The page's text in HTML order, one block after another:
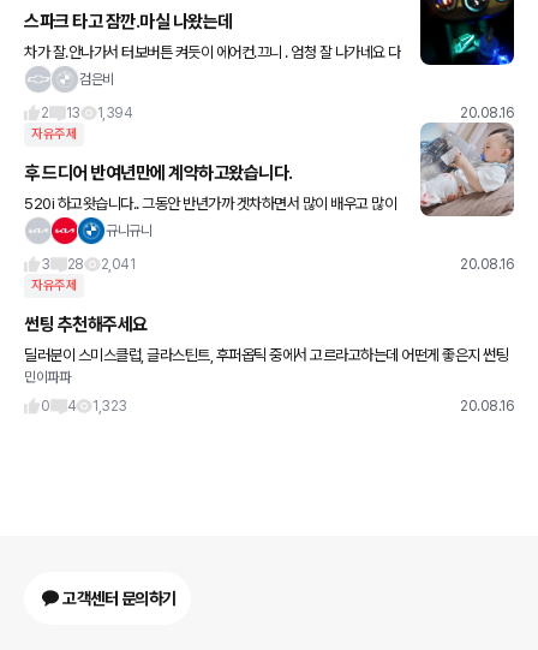
스파크 타고 잠깐.마실 나왔는데
차가 잘.안나가서 터보버튼 켜듯이 에어컨.끄니 . 엄청 잘 나가네요 다
시 제로 30 을 3초대 끊네요 스파크를 m5처럼 몰고다니는건 비밀
검은비
2
13 1,394 20.08.16
자유주제
후 드디어 반여년만에 계약하고왔습니다.
520i 하고왓습니다.. 그동안 반년가까 겟차하면서 많이 배우고 많이
얻었습니다 항상 눈팅하고 고민하고 내무부장관님 결제까지.. 3gt 고
규니규니
3
28 2,041 20.08.16
자유주제
썬팅 추천해주세요
딜러분이 스미스클럽, 글라스틴트, 후퍼옵틱 중에서 고르라고하는데 어떤게 좋은지 썬팅
은 전혀몰라서요ㅜㅜ. 차종은520i입니다. 추가금 조금들어도 좋으니 추천좀 해주세요^^
민이파파
0
4 1,323 20.08.16
고객센터 문의하기